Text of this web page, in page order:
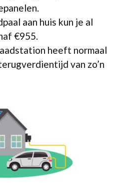
aan huis kun je al
€955.
heeft normaal
van zo’n